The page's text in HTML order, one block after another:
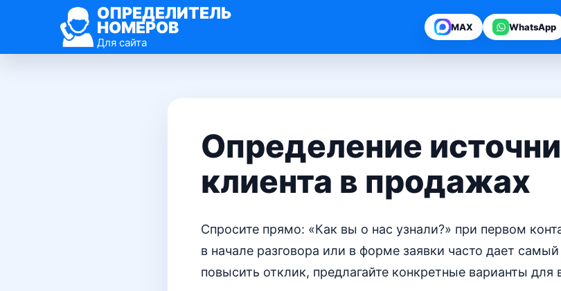
ОПРЕДЕЛИТЕЛЬ
НОМЕРОВ
Для сайта
MAX WhatsApp
Определение
клиента в продажах
Спросите прямо: «Как вы о нас узнали?» при первом
в начале разговора или в форме заявки часто дает
повысить отклик, предлагайте конкретные варианты для